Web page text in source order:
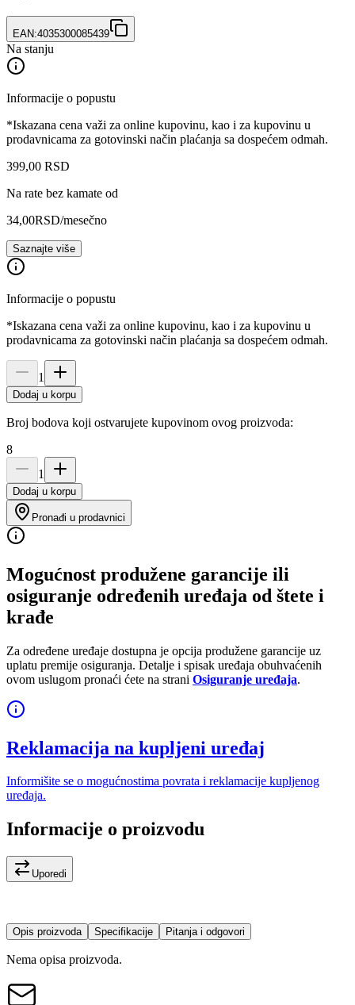
EAN:4035300085439
Na stanju
Informacije o popustu
*Iskazana cena važi za online kupovinu, kao i za kupovinu u
prodavnicama za gotovinski način plaćanja sa dospećem odmah.
399,00 RSD
Na rate bez kamate od
34,00RSD/mesečno
Saznajte više
Informacije o popustu
*Iskazana cena važi za online kupovinu, kao i za kupovinu u
prodavnicama za gotovinski način plaćanja sa dospećem odmah.
1
Dodaj u korpu
Broj bodova koji ostvarujete kupovinom ovog proizvoda:
8
1
Dodaj u korpu
Pronađi u prodavnici
Mogućnost produžene garancije ili
osiguranje određenih uređaja od štete i
krađe
Za određene uređaje dostupna je opcija produžene garancije uz
uplatu premije osiguranja. Detalje i spisak uređaja obuhvaćenih
ovom uslugom pronaći ćete na strani Osiguranje uređaja.
Reklamacija na kupljeni uređaj
Informišite se o mogućnostima povrata i reklamacije kupljenog
uređaja.
Informacije o proizvodu
Uporedi
Opis proizvoda Specifikacije Pitanja i odgovori
Nema opisa proizvoda.